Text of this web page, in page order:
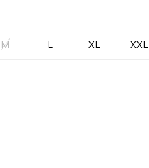
M L XL XXL